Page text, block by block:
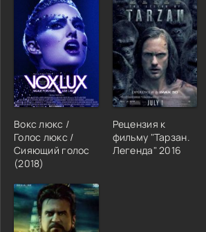
Вокс люкс /
Голос люкс /
Сияющий голос
(2018)
Рецензия к
фильму "Тарзан.
Легенда" 2016